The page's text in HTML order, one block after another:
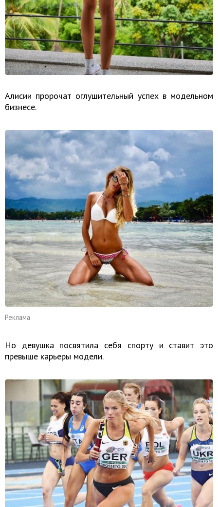
Алисии пророчат оглушительный успех в модельном
бизнесе.
Реклама
Но девушка посвятила себя спорту и ставит это
превыше карьеры модели.